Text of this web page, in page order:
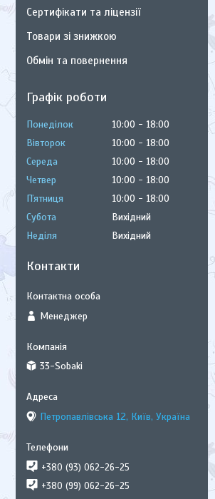
Сертифікати та ліцензії
Товари зі знижкою
Обмін та повернення
Графік роботи
Понеділок 10:00
18:00
Вівторок
10:00
18:00
Середа
10:00
18:00
Четвер
10:00
18:00
Пʼятниця
10:00
18:00
Субота
Вихідний
Неділя
Вихідний
Контакти
Менеджер
33-Sobaki
Петропавлівська 12, Київ, Україна
+380 (93) 062-26-25
+380 (99) 062-26-25